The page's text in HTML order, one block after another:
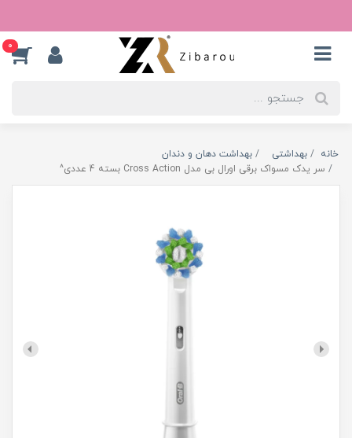
0
خانه بهداشتی
بهداشت دهان و دندان
سر یدک مسواک برقی اورال بی مدل Cross Action بسته 4 عددی^